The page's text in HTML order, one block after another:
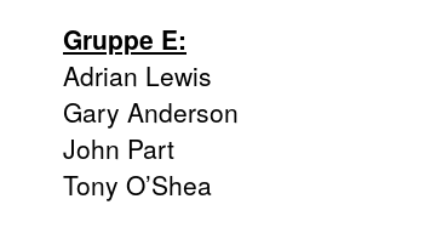
Gruppe E:
Adrian Lewis
Gary Anderson
John Part
Tony O’Shea